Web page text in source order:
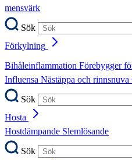
mensvärk
Sök
Förkylning
Bihåleinflammation Förebygger
Influensa Nästäppa och rinnsnuva
Sök
Hosta
Hostdämpande Slemlösande
Sök